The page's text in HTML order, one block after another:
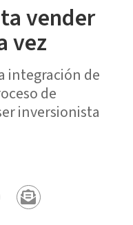
vender
vez
integración de
de
inversionista